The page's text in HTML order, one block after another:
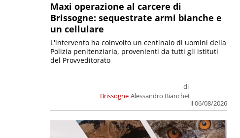
Maxi operazione al carcere di
Brissogne: sequestrate armi bianche e
un cellulare
Brissogne
di
Alessandro Bianchet
il 06/08/2026
L'intervento ha coinvolto un centinaio di uomini della
Polizia penitenziaria, provenienti da tutti gli istituti
del Provveditorato